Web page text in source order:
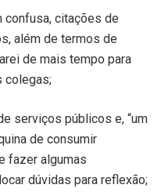
confusa, citações de
além de termos de
de mais tempo para
colegas;
serviços públicos e, “um
de consumir
fazer algumas
dúvidas para reflexão;